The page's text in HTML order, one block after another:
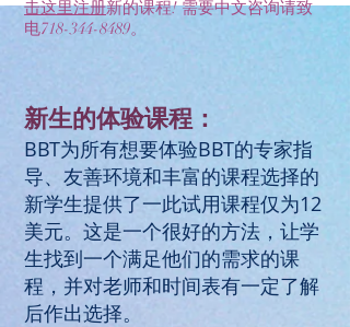
击这里注册新的课程! 需要中文咨询请致
电718-344-8489。
新生的体验课程：
BBT为所有想要体验BBT的专家指
导、友善环境和丰富的课程选择的
新学生提供了一此试用课程仅为12
美元。这是一个很好的方法，让学
生找到一个满足他们的需求的课
程，并对老师和时间表有一定了解
后作出选择。